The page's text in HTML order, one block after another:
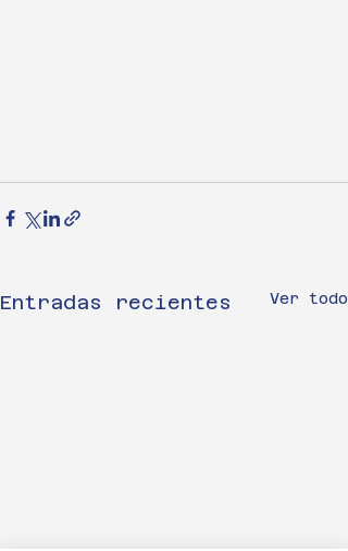
Entradas recientes Ver todo